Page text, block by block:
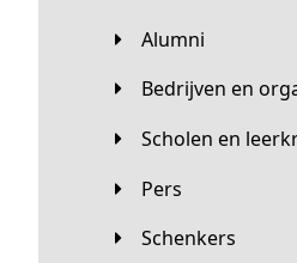
Alumni
Bedrijven en
Scholen en
Pers
Schenkers